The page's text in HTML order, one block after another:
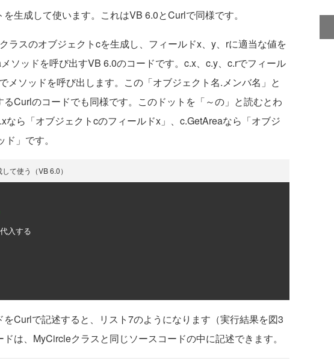
生成して使います。これはVB 6.0とCurlで同様です。
ラスのオブジェクトcを生成し、フィールドx、y、rに適当な値を
ソッドを呼び出すVB 6.0のコードです。c.x、c.y、c.rでフィール
メソッドを呼び出します。この「オブジェクト名.メンバ名」と
Curlのコードでも同様です。このドットを「～の」と読むとわ
なら「オブジェクトcのフィールドx」、c.GetAreaなら「オブジ
」です。
て使う（VB 6.0）
入する
Curlで記述すると、リスト7のようになります（実行結果を図3
は、MyCircleクラスと同じソースコードの中に記述できます。